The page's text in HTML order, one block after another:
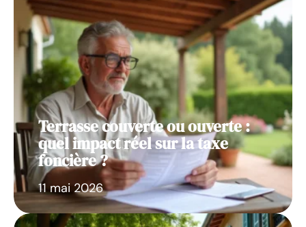
Terrasse couverte ou ouverte :
quel impact réel sur la taxe
foncière ?
11 mai 2026